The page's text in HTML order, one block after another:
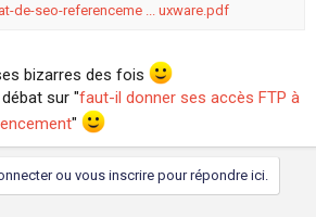
de-seo-referenceme ... uxware.pdf
bizarres des fois
sur "faut-il donner ses accès FTP à
"
ou vous inscrire pour répondre ici.